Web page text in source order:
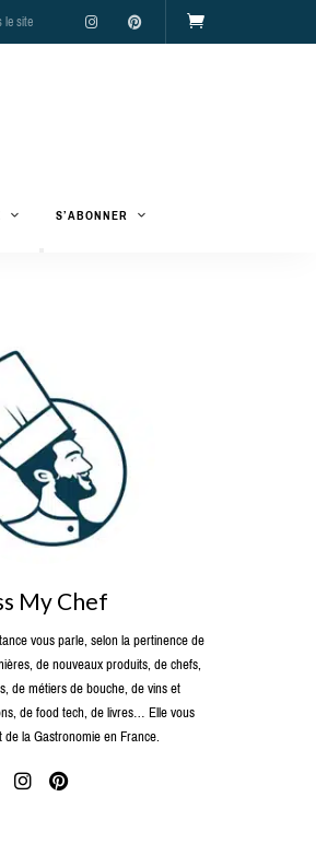
S’ABONNER
My Chef
vous parle, selon la pertinence de
de nouveaux produits, de chefs,
de métiers de bouche, de vins et
de food tech, de livres… Elle vous
la Gastronomie en France.